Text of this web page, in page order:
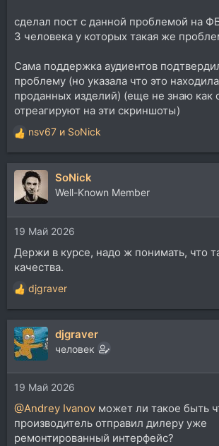
сделал пост с данной проблемой на
3 человека у которых такая же
Сама поддержка аудиентов
проблему (но указала что это
проданных изделий) (еще не знаю как
отреагируют на эти скриншоты)
Р
е
а
и
и
:
nsv67 и SoNick
SoNick
Well-Known Member
19 Май 2026
Держи в курсе, надо ж понимать, что
качества.
Р
е
а
к
ц
и
и
:
djgraver
djgraver
человек
19 Май 2026
@Andrey Ivanov может ли такое быть
производитель отправил дилеру уже
ремонтированный интерфейс?